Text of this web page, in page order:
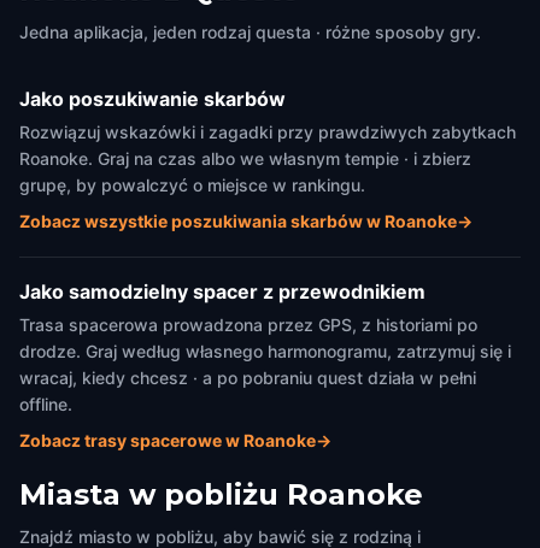
Jedna aplikacja, jeden rodzaj questa · różne sposoby gry.
Jako poszukiwanie skarbów
Rozwiązuj wskazówki i zagadki przy prawdziwych zabytkach
Roanoke. Graj na czas albo we własnym tempie · i zbierz
grupę, by powalczyć o miejsce w rankingu.
Zobacz wszystkie poszukiwania skarbów w Roanoke→
Jako samodzielny spacer z przewodnikiem
Trasa spacerowa prowadzona przez GPS, z historiami po
drodze. Graj według własnego harmonogramu, zatrzymuj się i
wracaj, kiedy chcesz · a po pobraniu quest działa w pełni
offline.
Zobacz trasy spacerowe w Roanoke→
Miasta w pobliżu Roanoke
Znajdź miasto w pobliżu, aby bawić się z rodziną i